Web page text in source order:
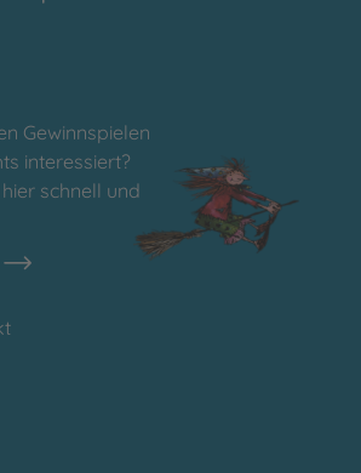
Gewinnspielen
interessiert?
schnell und